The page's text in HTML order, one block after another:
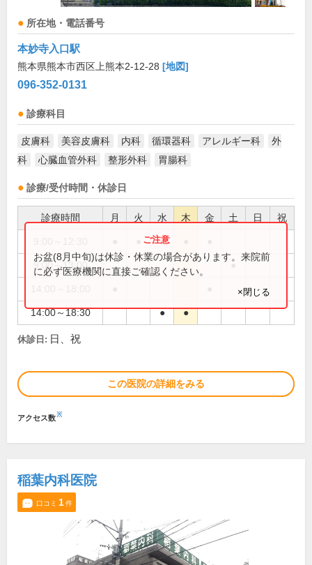
所在地・電話番号
本妙寺入口駅
熊本県熊本市西区上熊本2-12-28 [地図]
096-352-0131
診療科目
皮膚科 美容皮膚科 内科 循環器科 アレルギー科
外
科
心臓血管外科 整形外科 胃腸科
診療/受付時間・休診日
診療時間 月 火 水 木 金 土 日 祝
●
9:00～13:00 ●
14:00～18:30 ● ●
お盆(8月中旬)は休診・休業の場合があります。来院前
に必ず医療機関に直接ご確認ください。
×閉じる
休診日: 日、祝
この医院の詳細をみる
アクセス数※
稲葉内科医院
口コミ 1件